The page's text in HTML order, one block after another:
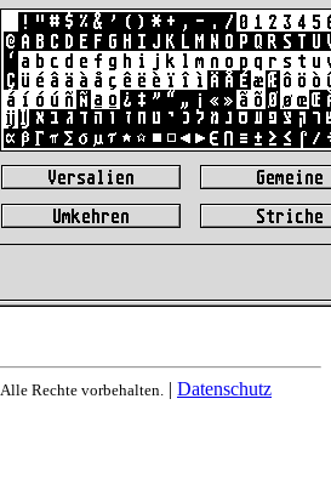
Alle Rechte vorbehalten. | Datenschutz